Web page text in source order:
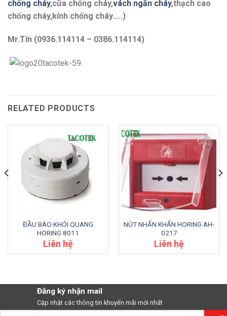
chống cháy,cữa chống cháy,vách ngăn cháy,thạch cao
chống cháy,kính chống cháy…..)
Mr.Tín (0936.114114 – 0386.114114)
RELATED PRODUCTS
ĐẦU BÁO KHÓI QUANG
HORING 8011
Liên hệ
NÚT NHẤN KHẨN HORING AH-
0217
Liên hệ
Đăng ký nhận mail
Cập nhật các thông tin khuyến mãi mới nhất